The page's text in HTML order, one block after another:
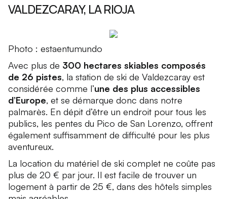
VALDEZCARAY, LA RIOJA
Photo : estaentumundo
Avec plus de 300 hectares skiables composés
de 26 pistes, la station de ski de Valdezcaray est
considérée comme l’une des plus accessibles
d’Europe, et se démarque donc dans notre
palmarès. En dépit d’être un endroit pour tous les
publics, les pentes du Pico de San Lorenzo, offrent
également suffisamment de difficulté pour les plus
aventureux.
La location du matériel de ski complet ne coûte pas
plus de 20 € par jour. Il est facile de trouver un
logement à partir de 25 €, dans des hôtels simples